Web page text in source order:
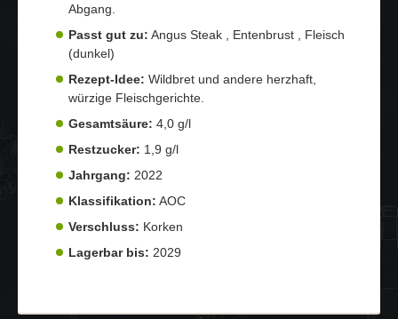
Abgang.
Passt gut zu: Angus Steak , Entenbrust , Fleisch
(dunkel)
Rezept-Idee: Wildbret und andere herzhaft,
würzige Fleischgerichte.
Gesamtsäure: 4,0 g/l
Restzucker: 1,9 g/l
Jahrgang: 2022
Klassifikation: AOC
Verschluss: Korken
Lagerbar bis: 2029